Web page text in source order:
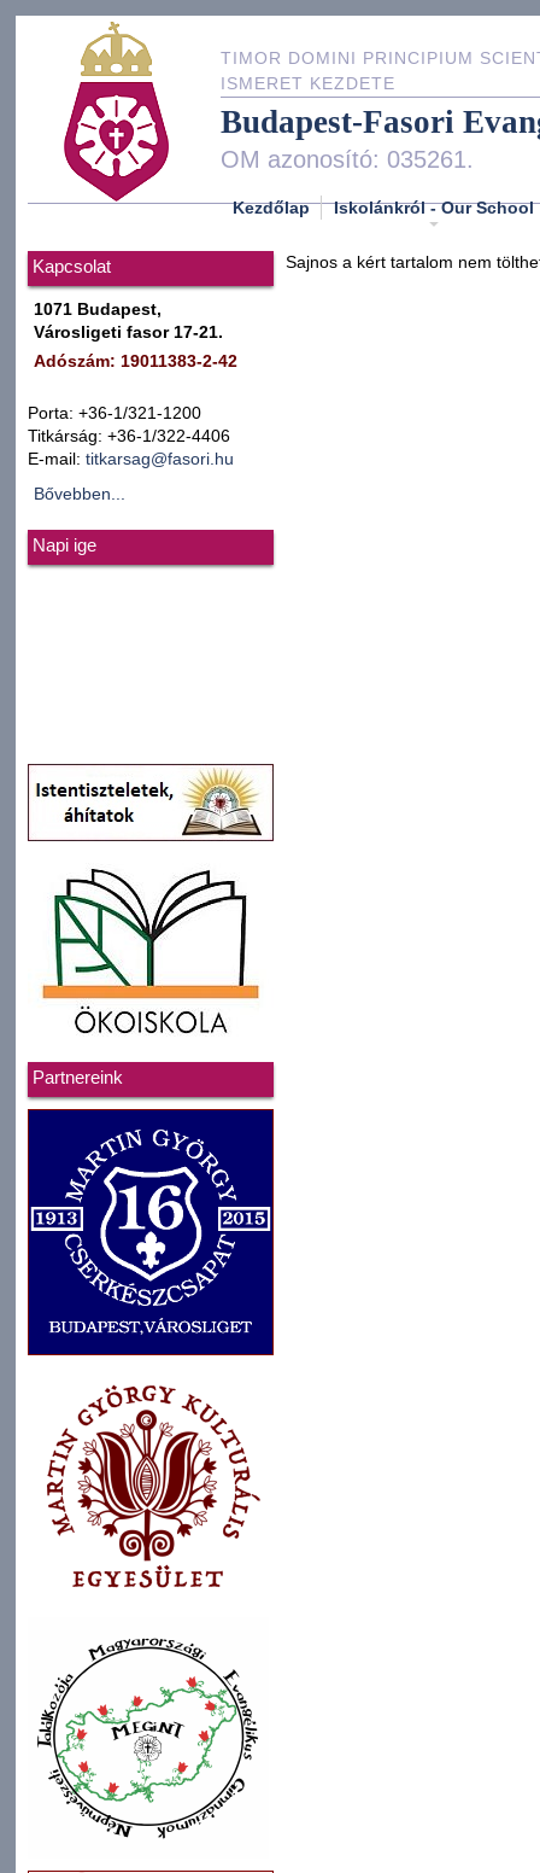
TIMOR DOMINI PRINCIPIUM
ISMERET KEZDETE
Budapest-Fasori
OM azonosító: 035261.
Kezdőlap Iskolánkról - Our School
Kapcsolat
1071 Budapest,
Városligeti fasor 17-21.
Adószám: 19011383-2-42
Porta: +36-1/321-1200
Titkárság: +36-1/322-4406
E-mail: titkarsag@fasori.hu
Bővebben...
Napi ige
Partnereink
Sajnos a kért tartalom nem